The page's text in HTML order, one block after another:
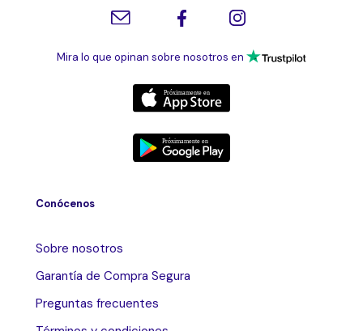
Mira lo que opinan sobre nosotros en
Conócenos
Sobre nosotros
Garantía de Compra Segura
Preguntas frecuentes